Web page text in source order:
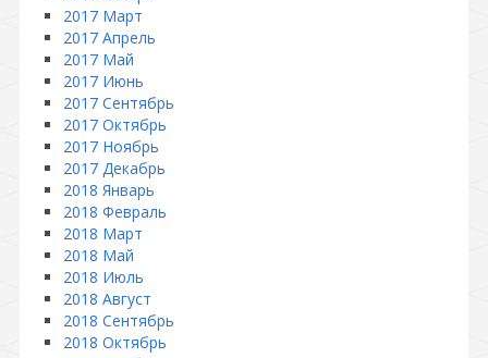
2017 Март
2017 Апрель
2017 Май
2017 Июнь
2017 Сентябрь
2017 Октябрь
2017 Ноябрь
2017 Декабрь
2018 Январь
2018 Февраль
2018 Март
2018 Май
2018 Июль
2018 Август
2018 Сентябрь
2018 Октябрь